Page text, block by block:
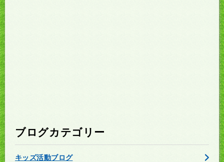
ブログカテゴリー
キッズ活動ブログ